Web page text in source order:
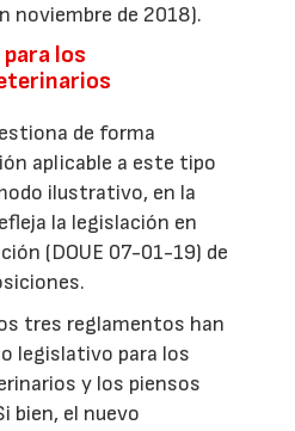
noviembre de 2018).
los
de forma
aplicable a este tipo
ilustrativo, en la
la legislación en
(DOUE 07-01-19) de
tres reglamentos han
legislativo para los
y los piensos
bien, el nuevo